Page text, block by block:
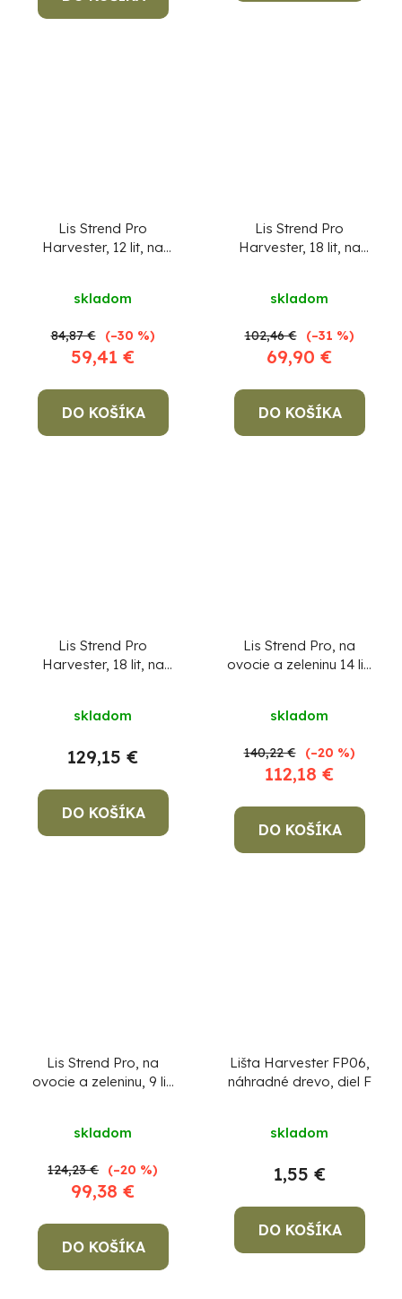
hviezdičiek.
Lis Strend Pro
Harvester, 12 lit, na
skladom
59,41 €
84,87 € (–30 %)
DO KOŠÍKA
Lis Strend Pro
Harvester, 18 lit, na
skladom
69,90 €
102,46 € (–31 %)
DO KOŠÍKA
Lis Strend Pro
Harvester, 18 lit, na
skladom
129,15 €
DO KOŠÍKA
Lis Strend Pro, na
ovocie a zeleninu 14 lit,
skladom
112,18 €
140,22 € (–20 %)
DO KOŠÍKA
Lis Strend Pro, na
ovocie a zeleninu, 9 lit,
skladom
99,38 €
124,23 € (–20 %)
DO KOŠÍKA
Lišta Harvester FP06,
náhradné drevo, diel F
skladom
1,55 €
DO KOŠÍKA